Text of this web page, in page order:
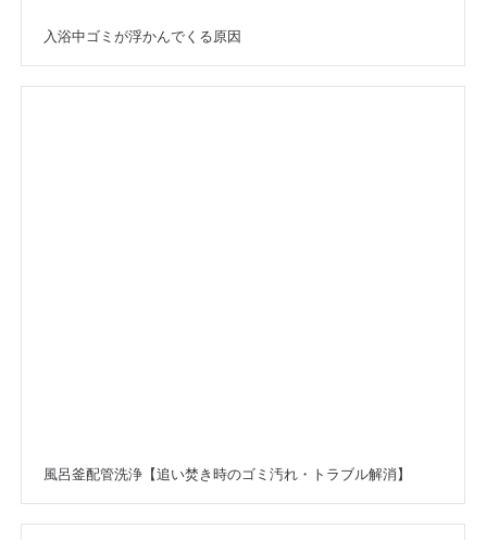
入浴中ゴミが浮かんでくる原因
風呂釜配管洗浄【追い焚き時のゴミ汚れ・トラブル解消】